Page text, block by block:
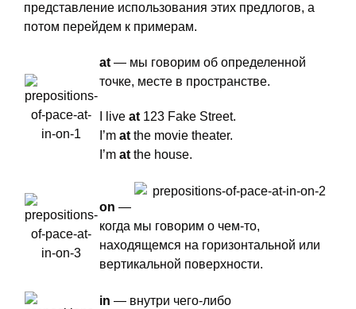
представление использования этих предлогов, а
потом перейдем к примерам.
at — мы говорим об определенной
точке, месте в пространстве.
I live at 123 Fake Street.
I’m at the movie theater.
I’m at the house.
on —
когда мы говорим о чем-то,
находящемся на горизонтальной или
вертикальной поверхности.
in — внутри чего-либо